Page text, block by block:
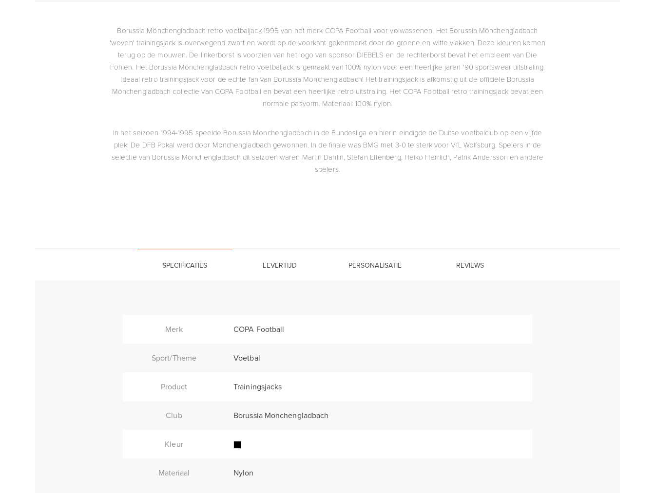
Borussia Mönchengladbach retro voetbaljack 1995 van het merk COPA Football voor volwassenen. Het Borussia Mönchengladbach
'woven' trainingsjack is overwegend zwart en wordt op de voorkant gekenmerkt door de groene en witte vlakken. Deze kleuren komen
terug op de mouwen. De linkerborst is voorzien van het logo van sponsor DIEBELS en de rechterborst bevat het embleem van Die
Fohlen. Het Borussia Mönchengladbach retro voetbaljack is gemaakt van 100% nylon voor een heerlijke jaren '90 sportswear uitstraling.
Ideaal retro trainingsjack voor de echte fan van Borussia Mönchengladbach! Het trainingsjack is afkomstig uit de officiële Borussia
Mönchengladbach collectie van COPA Football en bevat een heerlijke retro uitstraling. Het COPA Football retro trainingsjack bevat een
normale pasvorm. Materiaal: 100% nylon.
In het seizoen 1994-1995 speelde Borussia Monchengladbach in de Bundesliga en hierin eindigde de Duitse voetbalclub op een vijfde
plek. De DFB Pokal werd door Monchengladbach gewonnen. In de finale was BMG met 3-0 te sterk voor VfL Wolfsburg. Spelers in de
selectie van Borussia Monchengladbach dit seizoen waren Martin Dahlin, Stefan Effenberg, Heiko Herrlich, Patrik Andersson en andere
spelers.
SPECIFICATIES LEVERTIJD PERSONALISATIE REVIEWS
Merk COPA Football
Sport/Theme Voetbal
Product Trainingsjacks
Club Borussia Monchengladbach
Kleur
Materiaal Nylon